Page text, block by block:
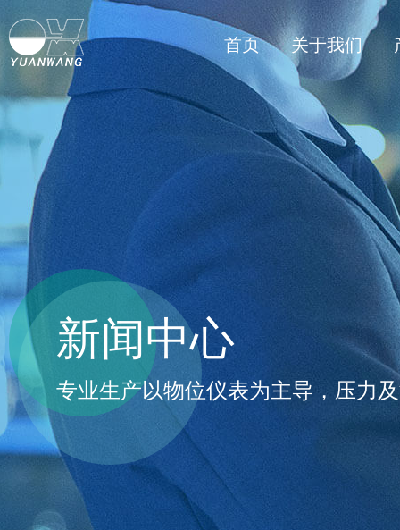
首页 关于我们
新闻中心
专业生产以物位仪表为主导，压力